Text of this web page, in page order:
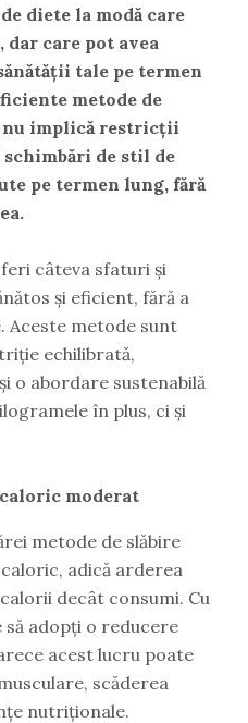
diete la modă care
care pot avea
tale pe termen
metode de
nu implică restricții
schimbări de stil de
pe termen lung, fără
câteva sfaturi și
și eficient, fără a
Aceste metode sunt
echilibrată,
o abordare sustenabilă
în plus, ci și
moderat
metode de slăbire
adică arderea
decât consumi. Cu
adopți o reducere
acest lucru poate
scăderea
nutriționale.